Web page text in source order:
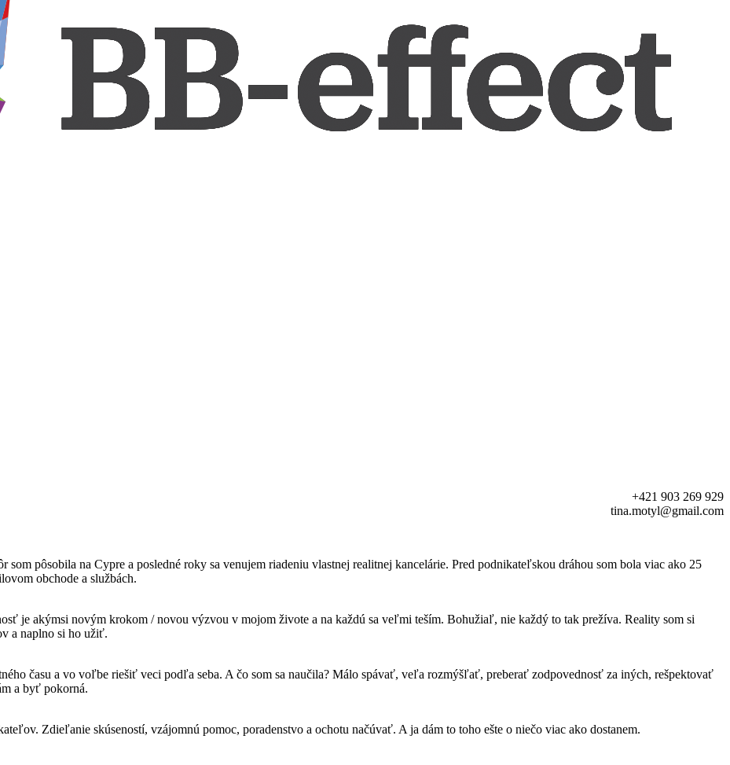
+421 903 269 929
tina.motyl@gmail.com
pôsobila na Cypre a posledné roky sa venujem riadeniu vlastnej realitnej kancelárie. Pred podnikateľskou dráhou som bola viac ako 25
obchode a službách.
je akýmsi novým krokom / novou výzvou v mojom živote a na každú sa veľmi teším. Bohužiaľ, nie každý to tak prežíva. Reality som si
a naplno si ho užiť.
času a vo voľbe riešiť veci podľa seba. A čo som sa naučila? Málo spávať, veľa rozmýšľať, preberať zodpovednosť za iných, rešpektovať
a byť pokorná.
Zdieľanie skúseností, vzájomnú pomoc, poradenstvo a ochotu načúvať. A ja dám to toho ešte o niečo viac ako dostanem.